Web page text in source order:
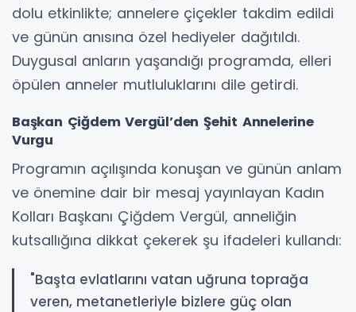
dolu etkinlikte; annelere çiçekler takdim edildi
ve günün anısına özel hediyeler dağıtıldı.
Duygusal anların yaşandığı programda, elleri
öpülen anneler mutluluklarını dile getirdi.
Başkan Çiğdem Vergül’den Şehit Annelerine
Vurgu
Programın açılışında konuşan ve günün anlam
ve önemine dair bir mesaj yayınlayan Kadın
Kolları Başkanı Çiğdem Vergül, anneliğin
kutsallığına dikkat çekerek şu ifadeleri kullandı:
"Başta evlatlarını vatan uğruna toprağa
veren, metanetleriyle bizlere güç olan